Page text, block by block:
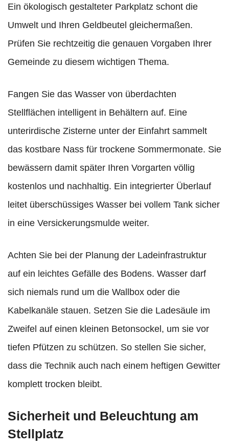
Ein ökologisch gestalteter Parkplatz schont die
Umwelt und Ihren Geldbeutel gleichermaßen.
Prüfen Sie rechtzeitig die genauen Vorgaben Ihrer
Gemeinde zu diesem wichtigen Thema.
Fangen Sie das Wasser von überdachten
Stellflächen intelligent in Behältern auf. Eine
unterirdische Zisterne unter der Einfahrt sammelt
das kostbare Nass für trockene Sommermonate. Sie
bewässern damit später Ihren Vorgarten völlig
kostenlos und nachhaltig. Ein integrierter Überlauf
leitet überschüssiges Wasser bei vollem Tank sicher
in eine Versickerungsmulde weiter.
Achten Sie bei der Planung der Ladeinfrastruktur
auf ein leichtes Gefälle des Bodens. Wasser darf
sich niemals rund um die Wallbox oder die
Kabelkanäle stauen. Setzen Sie die Ladesäule im
Zweifel auf einen kleinen Betonsockel, um sie vor
tiefen Pfützen zu schützen. So stellen Sie sicher,
dass die Technik auch nach einem heftigen Gewitter
komplett trocken bleibt.
Sicherheit und Beleuchtung am
Stellplatz